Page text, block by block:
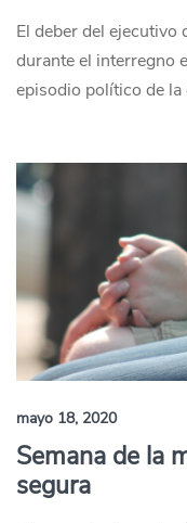
El deber del ejecutivo
durante el interregno
episodio político de
mayo 18, 2020
Semana de la
segura